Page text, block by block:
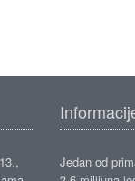
Jedan od